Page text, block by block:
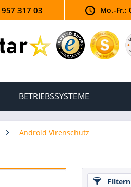
317 03 Mo.-Fr.:
BETRIEBSSYSTEME
Android Virenschutz
Filtern